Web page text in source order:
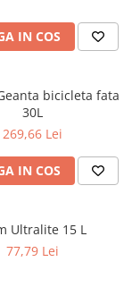
IN COS
bicicleta fata
30L
269,66 Lei
IN COS
Ultralite 15 L
77,79 Lei